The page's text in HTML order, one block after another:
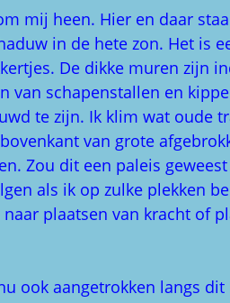
mij heen. Hier en daar
in de hete zon. Het is
De dikke muren zijn
van schapenstallen en
te zijn. Ik klim wat oude
van grote
Zou dit een paleis
als ik op zulke plekken
plaatsen van kracht of
ook aangetrokken langs